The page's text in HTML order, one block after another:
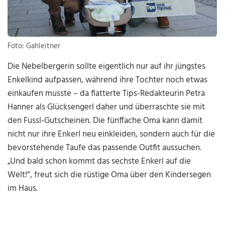
Foto: Gahleitner
Die Nebelbergerin sollte eigentlich nur auf ihr jüngstes
Enkelkind aufpassen, während ihre Tochter noch etwas
einkaufen musste – da flatterte Tips-Redakteurin Petra
Hanner als Glücksengerl daher und überraschte sie mit
den Fussl-Gutscheinen. Die fünffache Oma kann damit
nicht nur ihre Enkerl neu einkleiden, sondern auch für die
bevorstehende Taufe das passende Outfit aussuchen.
„Und bald schon kommt das sechste Enkerl auf die
Welt!“, freut sich die rüstige Oma über den Kindersegen
im Haus.